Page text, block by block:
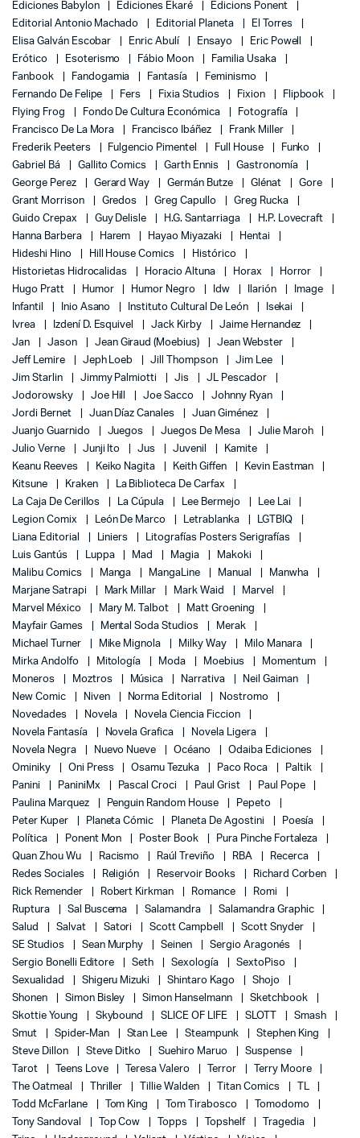
Ediciones Babylon
Ediciones Ekaré
Edicions Ponent
Editorial Antonio Machado
Editorial Planeta
El Torres
Elisa Galván Escobar
Enric Abulí Ensayo
Eric Powell
Erótico
Esoterismo Fábio Moon
Familia Usaka
Fanbook
Fandogamia Fantasía
Feminismo
Fernando De Felipe
Fers Fixia Studios Fixion
Flipbook
Flying Frog
Fondo De Cultura Económica
Fotografía
Francisco De La Mora
Francisco Ibáñez
Frank Miller
Frederik Peeters
Fulgencio Pimentel Full House
Funko
Gabriel Bá
Gallito Comics Garth Ennis
Gastronomía
George Perez
Gerard Way Germán Butze Glénat
Gore
Grant Morrison
Gredos Greg Capullo
Greg Rucka
Guido Crepax
Guy Delisle H.G. Santarriaga
H.P. Lovecraft
Hanna Barbera
Harem Hayao Miyazaki
Hentai
Hideshi Hino
Hill House Comics
Histórico
Historietas Hidrocalidas
Horacio Altuna Horax
Horror
Hugo Pratt
Humor Humor Negro Idw Ilarión
Image
Infantil
Inio Asano Instituto Cultural De León
Isekai
Ivrea
Izdení D. Esquivel Jack Kirby
Jaime Hernandez
Jan
Jason Jean Giraud (Moebius)
Jean Webster
Jeff Lemire
Jeph Loeb Jill Thompson
Jim Lee
Jim Starlin
Jimmy Palmiotti Jis
JL Pescador
Jodorowsky
Joe Hill Joe Sacco
Johnny Ryan
Jordi Bernet
Juan Díaz Canales
Juan Giménez
Juanjo Guarnido
Juegos Juegos De Mesa
Julie Maroh
Julio Verne
Junji Ito Jus Juvenil
Kamite
Keanu Reeves
Keiko Nagita Keith Giffen
Kevin Eastman
Kitsune
Kraken
La Biblioteca De Carfax
La Caja De Cerillos
La Cúpula Lee Bermejo
Lee Lai
Legion Comix
León De Marco Letrablanka
LGTBIQ
Liana Editorial
Liniers
Litografías Posters Serigrafías
Luis Gantús
Luppa Mad Magia
Makoki
Malibu Comics
Manga MangaLine Manual
Manwha
Marjane Satrapi
Mark Millar Mark Waid
Marvel
Marvel México
Mary M. Talbot
Matt Groening
Mayfair Games
Mental Soda Studios
Merak
Michael Turner
Mike Mignola Milky Way
Milo Manara
Mirka Andolfo
Mitología Moda Moebius
Momentum
Moneros
Moztros Música Narrativa
Neil Gaiman
New Comic
Niven Norma Editorial
Nostromo
Novedades
Novela
Novela Ciencia Ficcion
Novela Fantasía
Novela Grafica
Novela Ligera
Novela Negra
Nuevo Nueve Océano
Odaiba Ediciones
Ominiky
Oni Press Osamu Tezuka Paco Roca
Paltik
Panini
PaniniMx Pascal Croci Paul Grist
Paul Pope
Paulina Marquez
Penguin Random House
Pepeto
Peter Kuper
Planeta Cómic Planeta De Agostini
Poesía
Política
Ponent Mon Poster Book
Pura Pinche Fortaleza
Quan Zhou Wu
Racismo Raúl Treviño RBA
Recerca
Redes Sociales
Religión Reservoir Books
Richard Corben
Rick Remender
Robert Kirkman Romance
Romi
Ruptura
Sal Buscema Salamandra
Salamandra Graphic
Salud
Salvat Satori Scott Campbell
Scott Snyder
SE Studios
Sean Murphy Seinen
Sergio Aragonés
Sergio Bonelli Editore
Seth Sexología
SextoPiso
Sexualidad
Shigeru Mizuki Shintaro Kago
Shojo
Shonen
Simon Bisley Simon Hanselmann
Sketchbook
Skottie Young
Skybound SLICE OF LIFE SLOTT
Smash
Smut
Spider-Man Stan Lee Steampunk
Stephen King
Steve Dillon
Steve Ditko Suehiro Maruo
Suspense
Tarot
Teens Love Teresa Valero Terror
Terry Moore
The Oatmeal
Thriller Tillie Walden Titan Comics
TL
Todd McFarlane
Tom King Tom Tirabosco
Tomodomo
Tony Sandoval
Top Cow Topps Topshelf
Tragedia